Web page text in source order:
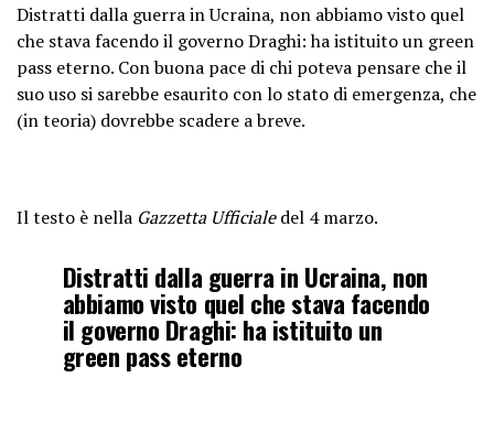
Distratti dalla guerra in Ucraina, non abbiamo visto quel
che stava facendo il governo Draghi: ha istituito un green
pass eterno. Con buona pace di chi poteva pensare che il
suo uso si sarebbe esaurito con lo stato di emergenza, che
(in teoria) dovrebbe scadere a breve.
Il testo è nella Gazzetta Ufficialedel 4 marzo.
Distratti dalla guerra in Ucraina, non
abbiamo visto quel che stava facendo
il governo Draghi: ha istituito un
green pass eterno